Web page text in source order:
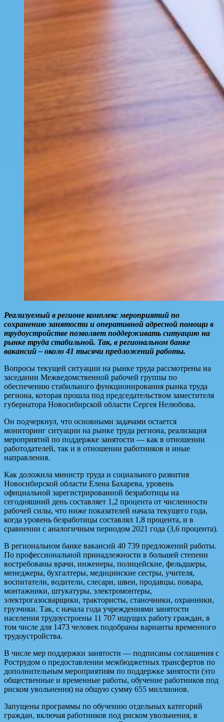
Реализуемый в регионе комплекс мероприятий по
сохранению занятости и оперативной адресной помощи в
трудоустройстве позволяет поддерживать ситуацию на
рынке труда стабильной. Так, в региональном банке
вакансий – около 41 тысячи предложений работы.
Вопросы текущей ситуации на рынке труда рассмотрены на
заседании Межведомственной рабочей группы по
обеспечению стабильного функционирования рынка труда
региона, которая прошла под председательством заместителя
губернатора Новосибирской области Сергея Нелюбова.
Он подчеркнул, что основными задачами остается
мониторинг ситуации на рынке труда региона, реализация
мероприятий по поддержке занятости — как в отношении
работодателей, так и в отношении работников и иные
направления.
Как доложила министр труда и социального развития
Новосибирской области Елена Бахарева, уровень
официальной зарегистрированной безработицы на
сегодняшний день составляет 1,2 процента от численности
рабочей силы, что ниже показателей начала текущего года,
когда уровень безработицы составлял 1,8 процента, и в
сравнении с аналогичным периодом 2021 года (3,6 процента).
В региональном банке вакансий 40 739 предложений работы.
По профессиональной принадлежности в большей степени
востребованы врачи, инженеры, полицейские, фельдшеры,
менеджеры, бухгалтеры, медицинские сестры, учителя,
воспитатели, водители, слесари, швеи, продавцы, повара,
монтажники, штукатуры, электромонтеры,
электрогазосварщики, трактористы, станочники, охранники,
грузчики. Так, с начала года учреждениями занятости
населения трудоустроены 11 707 ищущих работу граждан, в
том числе для 1473 человек подобраны варианты временного
трудоустройства.
В числе мер поддержки занятости — подписаны соглашения с
Рострудом о предоставлении межбюджетных трансфертов по
дополнительным мероприятиям по поддержке занятости (это
общественные и временные работы, обучение работников под
риском увольнения) на общую сумму 655 миллионов.
Запущены программы по обучению отдельных категорий
граждан, включая работников под риском увольнения, в